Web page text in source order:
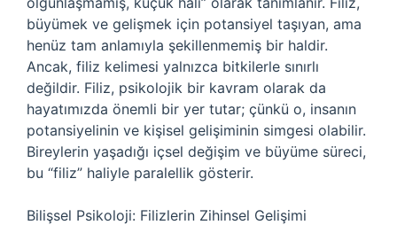
büyümek ve gelişmek için potansiyel taşıyan, ama
henüz tam anlamıyla şekillenmemiş bir haldir.
Ancak, filiz kelimesi yalnızca bitkilerle sınırlı
değildir. Filiz, psikolojik bir kavram olarak da
hayatımızda önemli bir yer tutar; çünkü o, insanın
potansiyelinin ve kişisel gelişiminin simgesi olabilir.
Bireylerin yaşadığı içsel değişim ve büyüme süreci,
bu “filiz” haliyle paralellik gösterir.
Bilişsel Psikoloji: Filizlerin Zihinsel Gelişimi